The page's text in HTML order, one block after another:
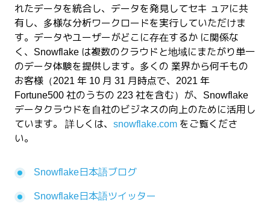
れたデータを統合し、データを発見してセキ ュアに共
有し、多様な分析ワークロードを実行していただけま
す。データやユーザーがどこに存在するか に関係な
く、Snowflake は複数のクラウドと地域にまたがり単一
のデータ体験を提供します。多くの 業界から何千もの
お客様（2021 年 10 月 31 月時点で、2021 年
Fortune500 社のうちの 223 社を含む）が、Snowflake
データクラウドを自社のビジネスの向上のために活用し
ています。 詳しくは、 snowflake.com をご覧くださ
い。
Snowflake日本語ブログ
Snowflake日本語ツイッター